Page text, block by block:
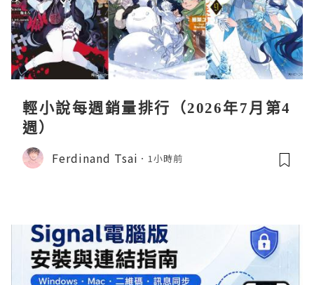
輕小說每週銷量排行（2026年7月第4
週）
Ferdinand Tsai 1小時前